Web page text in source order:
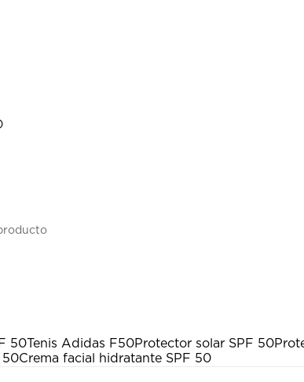
50Tenis Adidas F50Protector solar SPF 50
50Crema facial hidratante SPF 50